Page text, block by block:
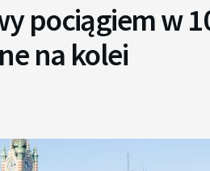
pociągiem w
na kolei